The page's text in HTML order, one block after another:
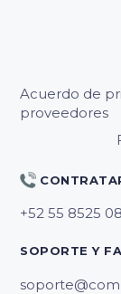
Acuerdo de
proveedores
SOPORTE Y